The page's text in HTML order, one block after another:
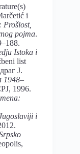
i
Prošlost,
pojma.
Istoka i
list
Ј.
1948–
1996.
i